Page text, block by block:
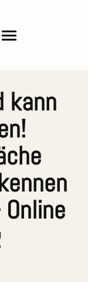
kann